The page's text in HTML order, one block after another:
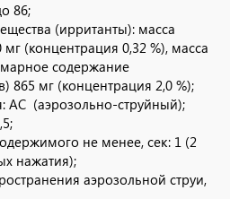
86;
(ирританты): масса
мг (концентрация 0,32 %), масса
содержание
865 мг (концентрация 2,0 %);
АC (аэрозольно-струйный);
не менее, сек: 1 (2
нажатия);
аэрозольной струи,